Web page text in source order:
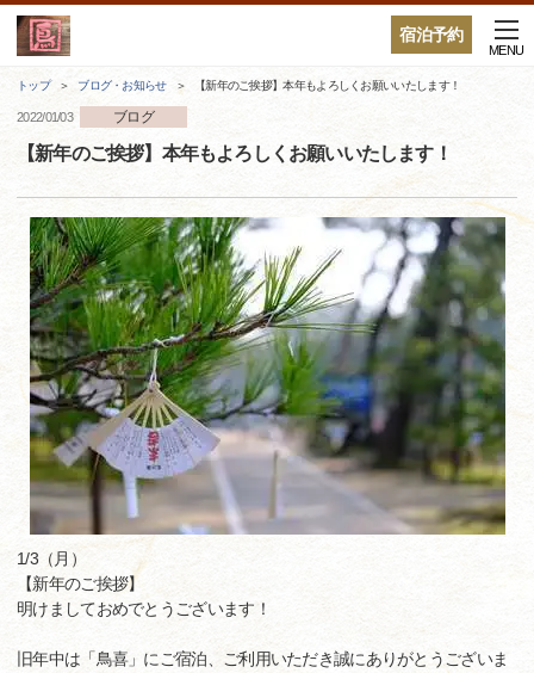
宿泊予約
MENU
トップ ブログ・お知らせ 【新年のご挨拶】本年もよろしくお願いいたします！
2022/01/03 ブログ
【新年のご挨拶】本年もよろしくお願いいたします！
1/3（月）
【新年のご挨拶】
明けましておめでとうございます！
旧年中は「鳥喜」にご宿泊、ご利用いただき誠にありがとうございま